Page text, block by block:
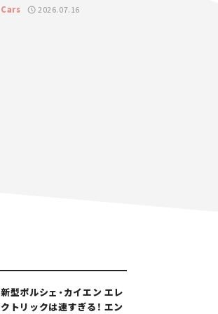
GT 2026開幕戦 岡山国際サ
Cars 2026.07.16
新型ポルシェ・カイエン エレ
クトリックは速すぎる！ エン